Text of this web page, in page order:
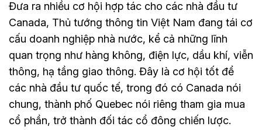
Đưa ra nhiều cơ hội hợp tác cho các nhà đầu tư
Canada, Thủ tướng thông tin Việt Nam đang tái cơ
cấu doanh nghiệp nhà nước, kể cả những lĩnh
quan trọng như hàng không, điện lực, dầu khí, viễn
thông, hạ tầng giao thông. Đây là cơ hội tốt để
các nhà đầu tư quốc tế, trong đó có Canada nói
chung, thành phố Quebec nói riêng tham gia mua
cổ phần, trở thành đối tác cổ đông chiến lược.